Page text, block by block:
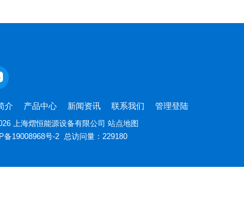
介 产品中心 新闻资讯 联系我们 管理登陆
上海熠恒能源设备有限公司 站点地图
备19008968号-2 总访问量：229180